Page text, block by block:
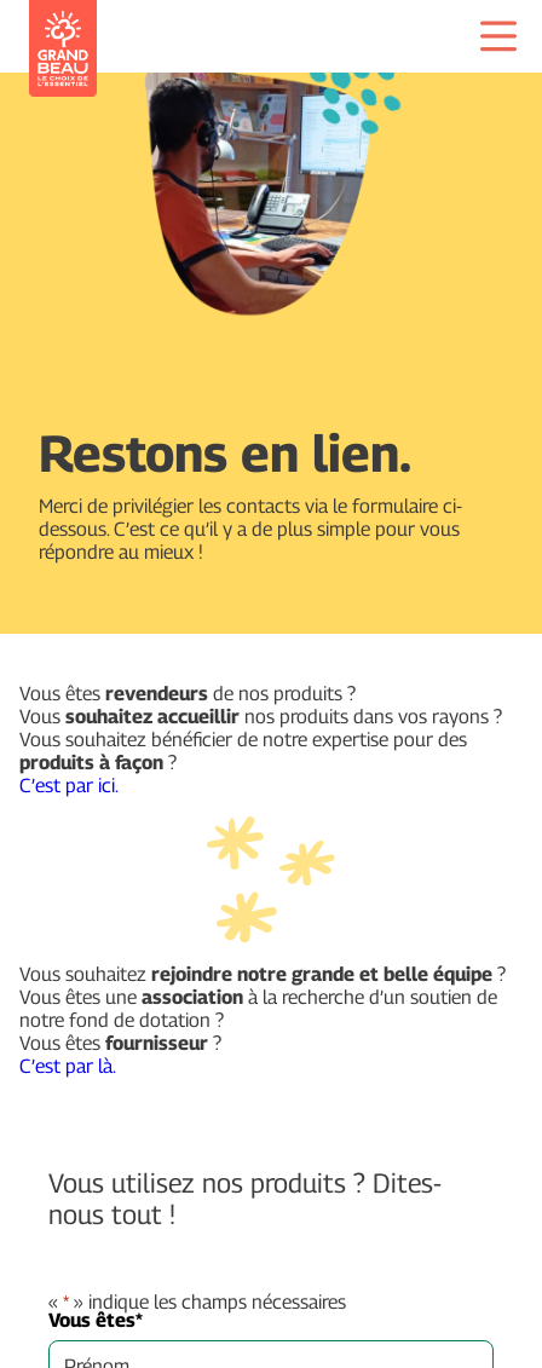
Restons en lien.
Merci de privilégier les contacts via le formulaire ci-
dessous. C’est ce qu’il y a de plus simple pour vous
répondre au mieux !
Vous êtes revendeurs de nos produits ?
Vous souhaitez accueillir nos produits dans vos rayons ?
Vous souhaitez bénéficier de notre expertise pour des
produits à façon ?
C’est par ici.
Vous souhaitez rejoindre notre grande et belle équipe ?
Vous êtes une association à la recherche d’un soutien de
notre fond de dotation ?
Vous êtes fournisseur ?
C’est par là.
Vous utilisez nos produits ? Dites-
nous tout !
« * » indique les champs nécessaires
Vous êtes*